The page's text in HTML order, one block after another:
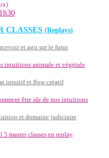
1h30
CLASSES (Replays)
et agir sur le futur
intuitions animale et végétale
intuitif et flow créatif
être sûr de nos intuitions
et domaine judiciaire
5 master classes en replay